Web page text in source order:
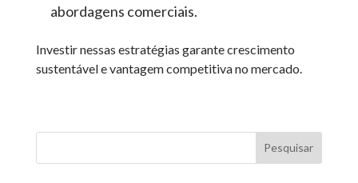
abordagens comerciais.
Investir nessas estratégias garante crescimento
sustentável e vantagem competitiva no mercado.
Pesquisar